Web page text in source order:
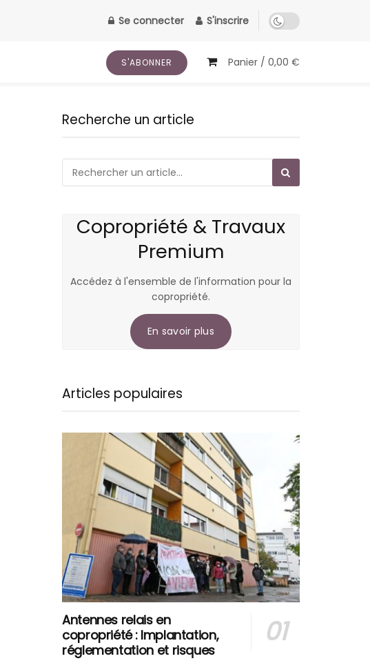
Se connecter S'inscrire
S'ABONNER Panier / 0,00 €
Recherche un article
Copropriété & Travaux
Premium
Accédez à l'ensemble de l'information pour la
copropriété.
En savoir plus
Articles populaires
Antennes relais en
copropriété : Implantation,
réglementation et risques